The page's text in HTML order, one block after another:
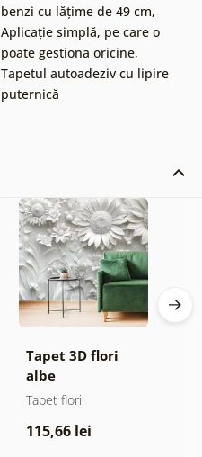
benzi cu lățime de 49 cm,
Aplicație simplă, pe care o
poate gestiona oricine,
Tapetul autoadeziv cu lipire
puternică
Tapet 3D flori
albe
Tapet flori
115,66 lei